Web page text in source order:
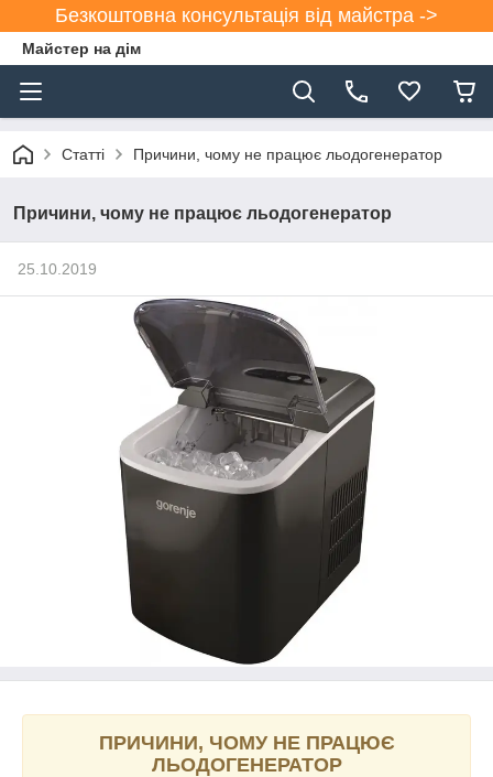
Безкоштовна консультація від майстра ->
Майстер на дім
Статті Причини, чому не працює льодогенератор
Причини, чому не працює льодогенератор
25.10.2019
ПРИЧИНИ, ЧОМУ НЕ ПРАЦЮЄ
ЛЬОДОГЕНЕРАТОР